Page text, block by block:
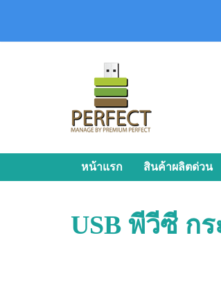
หน้าแรก สินค้าผลิตด่วน
USB พีวีซี กร